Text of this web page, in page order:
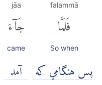
falammā
فَلَمَّا
So when
پس هنگامي كه
jāa
جَآءَ
came
آمد